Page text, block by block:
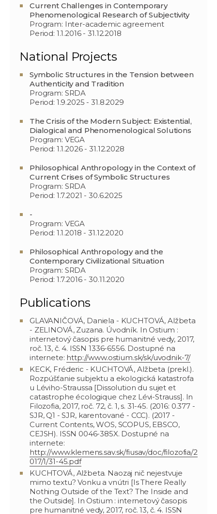
Current Challenges in Contemporary
Phenomenological Research of Subjectivity
Program: Inter-academic agreement
Period: 1.1.2016 - 31.12.2018
National Projects
Symbolic Structures in the Tension between
Authenticity and Tradition
Program: SRDA
Period: 1.9.2025 - 31.8.2029
The Crisis of the Modern Subject: Existential,
Dialogical and Phenomenological Solutions
Program: VEGA
Period: 1.1.2026 - 31.12.2028
Philosophical Anthropology in the Context of
Current Crises of Symbolic Structures
Program: SRDA
Period: 1.7.2021 - 30.6.2025
-
Program: VEGA
Period: 1.1.2018 - 31.12.2020
Philosophical Anthropology and the
Contemporary Civilizational Situation
Program: SRDA
Period: 1.7.2016 - 30.11.2020
Publications
GLAVANIČOVÁ, Daniela - KUCHTOVÁ, Alžbeta
- ZELINOVÁ, Zuzana. Úvodník. In Ostium :
internetový časopis pre humanitné vedy, 2017,
roč. 13, č. 4. ISSN 1336-6556. Dostupné na
internete: http://www.ostium.sk/sk/uvodnik-7/
KECK, Fréderic - KUCHTOVÁ, Alžbeta (prekl.).
Rozpúšťanie subjektu a ekologická katastrofa
u Léviho-Straussa [Dissolution du sujet et
catastrophe écologique chez Lévi-Strauss]. In
Filozofia, 2017, roč. 72, č. 1, s. 31-45. (2016: 0.377 -
SJR, Q1 - SJR, karentované - CCC). (2017 -
Current Contents, WOS, SCOPUS, EBSCO,
CEJSH). ISSN 0046-385X. Dostupné na
internete:
http://www.klemens.sav.sk/fiusav/doc/filozofia/2
017/1/31-45.pdf
KUCHTOVÁ, Alžbeta. Naozaj nič nejestvuje
mimo textu? Vonku a vnútri [Is There Really
Nothing Outside of the Text? The Inside and
the Outside]. In Ostium : internetový časopis
pre humanitné vedy, 2017, roč. 13, č. 4. ISSN